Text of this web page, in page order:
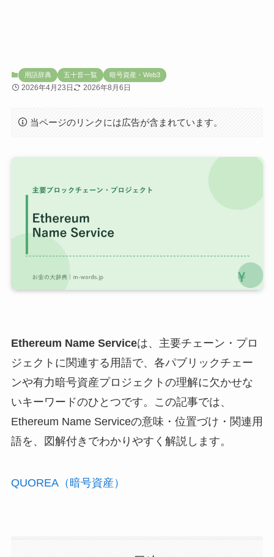
用語辞典 五十音一覧 暗号資産・Web3
2026年4月23日 2026年8月6日
当ページのリンクには広告が含まれています。
Ethereum Name Serviceは、主要チェーン・プロ
ジェクトに関連する用語で、各パブリックチェー
ンや有力暗号資産プロジェクトの理解に欠かせな
いキーワードのひとつです。この記事では、
Ethereum Name Serviceの意味・位置づけ・関連用
語を、図解付きでわかりやすく解説します。
QUOREA（暗号資産）